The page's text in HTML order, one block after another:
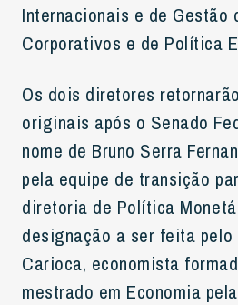
Internacionais e de Gestão
Corporativos e de Política
Os dois diretores
originais após o Senado
nome de Bruno Serra
pela equipe de transição
diretoria de Política
designação a ser feita pelo
Carioca, economista
mestrado em Economia